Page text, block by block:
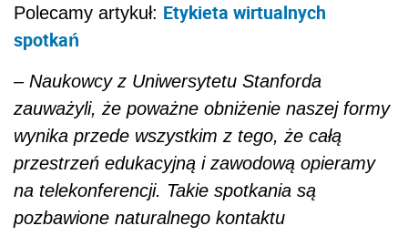
nie jesteśmy w stanie obserwować
bezpośrednio mowy ciała, mimiki, gestykulacji
osób, z którymi pracujemy. Brak tego
komunikatu powoduje, że mocno się
męczymy, bo mowa ciała jest bardzo ważnym
kanałem komunikacyjnym. Informuje nas
o tym, jakie są autentyczne intencje i postawy
osób, z którymi współpracujemy –